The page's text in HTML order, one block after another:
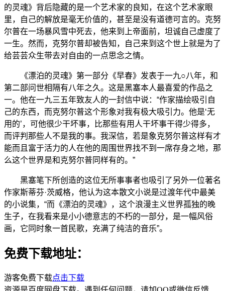
的灵魂》背后隐藏的是一个艺术家的良知，在这个艺术家眼
里，自己的解放是毫无价值的，甚至是没有道德可言的。克努
尔普在一场暴风雪中死去，他来到上帝面前，坦诚自己虚度了
一生。然而，克努尔普却被告知，自己来到这个世上就是为了
给芸芸众生带去对自由的一点思念之情。
《漂泊的灵魂》第一部分《早春》发表于一九○八年，和
第二部问世相隔有八年之久。这是黑塞本人最喜爱的作品之
一。他在一九三五年致友人的一封信中说：“作家描绘吸引自
己的东西，而克努尔普这个形象对我有极大吸引力。他是‘无
用的’，可他很少干坏事，比那些有用人干坏事干得少得多，
而评判那些人不是我的事。我深信，若是象克努尔普这样有才
能而且富于活力的人在他的周围世界找不到一席存身之地，那
么这个世界是和克努尔普同样有的。”
黑塞笔下所创造的这位无所事事者也吸引了另外一位著名
作家斯蒂芬·茨威格，他认为这本散文小说是过渡年代中最美
的小说集，“而《漂泊的灵魂》，这个浪漫主义世界孤独的晚
生子，在我看来是小小德意志的不朽的一部分，是一幅风俗
画，它同时象一首民歌，充满了纯洁的音乐”。
免费下载地址：
游客免费下载点击下载